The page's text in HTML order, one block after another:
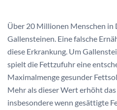
Über 20 Millionen Menschen in
Gallensteinen. Eine falsche
diese Erkrankung. Um
spielt die Fettzufuhr eine
Maximalmenge gesunder
Mehr als dieser Wert erhöht
insbesondere wenn gesättigte